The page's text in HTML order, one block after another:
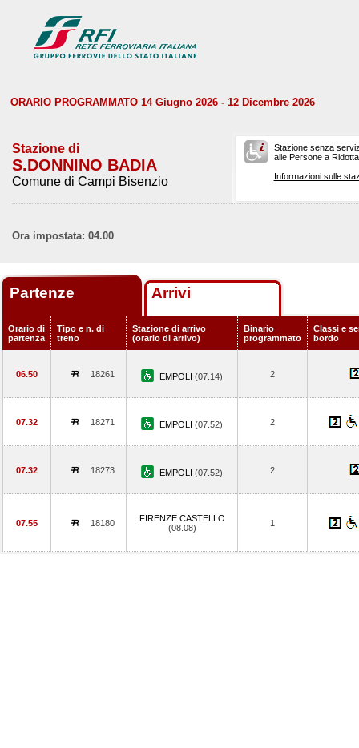
ORARIO PROGRAMMATO 14 Giugno 2026 - 12 Dicembre 2026
Stazione di
S.DONNINO BADIA
Comune di Campi Bisenzio
Stazione senza
alle Persone a
Informazioni sulle
Ora impostata: 04.00
Partenze Arrivi
Orario di
partenza
Tipo e n. di
treno
Stazione di arrivo
(orario di arrivo)
Binario
programmato
Classi e
bordo
06.50 18261 EMPOLI (07.14) 2
07.32 18271 EMPOLI (07.52) 2
07.32 18273 EMPOLI (07.52) 2
07.55 18180
FIRENZE CASTELLO
(08.08)
1